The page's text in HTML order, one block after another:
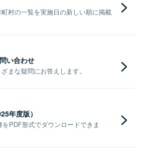
村の一覧を実施日の新しい順に掲載
い合わせ
まな疑問にお答えします。
年度版）
PDF形式でダウンロードできま